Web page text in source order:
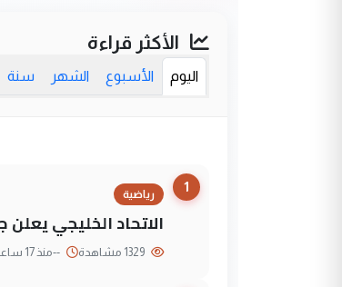
الأكثر قراءة
اليوم الأسبوع الشهر سنة
1
رياضية
الاتحاد الخليجي يعلن جدول
--منذ 17 ساعة